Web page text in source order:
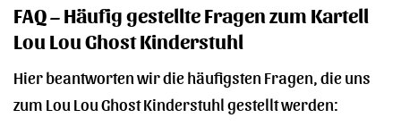
FAQ – Häufig gestellte Fragen zum Kartell
Lou Lou Ghost Kinderstuhl
Hier beantworten wir die häufigsten Fragen, die uns
zum Lou Lou Ghost Kinderstuhl gestellt werden: